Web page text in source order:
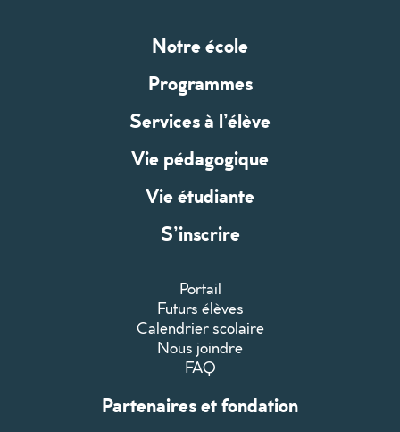
Notre école
Programmes
Services à l’élève
Vie pédagogique
Vie étudiante
S’inscrire
Portail
Futurs élèves
Calendrier scolaire
Nous joindre
FAQ
Partenaires et fondation